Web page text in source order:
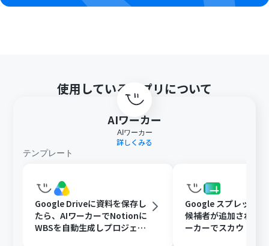
使用しているアプリについて
AIワーカー
AIワーカー
詳しくみる
テンプレート
Google Driveに資料を保存し
たら、AIワーカーでNotionに
WBSを自動生成しプロジェク
Google スプレッドシ
候補者が追加された
ーカーでスカウト文